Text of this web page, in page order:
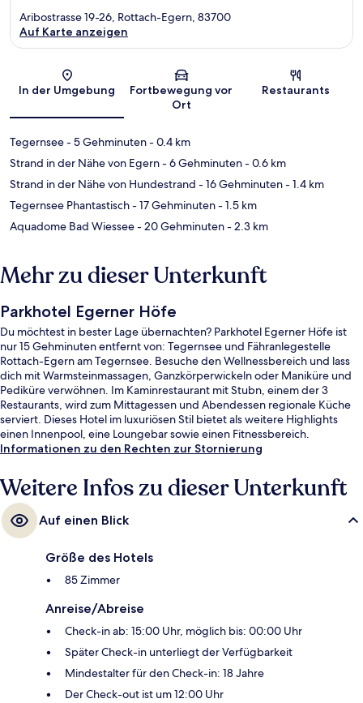
Karte
Aribostrasse 19-26, Rottach-Egern, 83700
Auf Karte anzeigen
In der Umgebung
Fortbewegung vor
Ort
Restaurants
Tegernsee- 5 Gehminuten- 0.4 km
Strand in der Nähe von Egern- 6 Gehminuten- 0.6 km
Strand in der Nähe von Hundestrand - 16 Gehminuten- 1.4 km
Tegernsee Phantastisch- 17 Gehminuten- 1.5 km
Aquadome Bad Wiessee- 20 Gehminuten- 2.3 km
Mehr zu dieser Unterkunft
Parkhotel Egerner Höfe
Du möchtest in bester Lage übernachten? Parkhotel Egerner Höfe ist
nur 15 Gehminuten entfernt von: Tegernsee und Fähranlegestelle
Rottach-Egern am Tegernsee. Besuche den Wellnessbereich und lass
dich mit Warmsteinmassagen, Ganzkörperwickeln oder Maniküre und
Pediküre verwöhnen. Im Kaminrestaurant mit Stubn, einem der 3
Restaurants, wird zum Mittagessen und Abendessen regionale Küche
serviert. Dieses Hotel im luxuriösen Stil bietet als weitere Highlights
einen Innenpool, eine Loungebar sowie einen Fitnessbereich.
Informationen zu den Rechten zur Stornierung
Weitere Infos zu dieser Unterkunft
Auf einen Blick
Größe des Hotels
85 Zimmer
Anreise/Abreise
Check-in ab: 15:00 Uhr, möglich bis: 00:00 Uhr
Später Check-in unterliegt der Verfügbarkeit
Mindestalter für den Check-in: 18 Jahre
Der Check-out ist um 12:00 Uhr